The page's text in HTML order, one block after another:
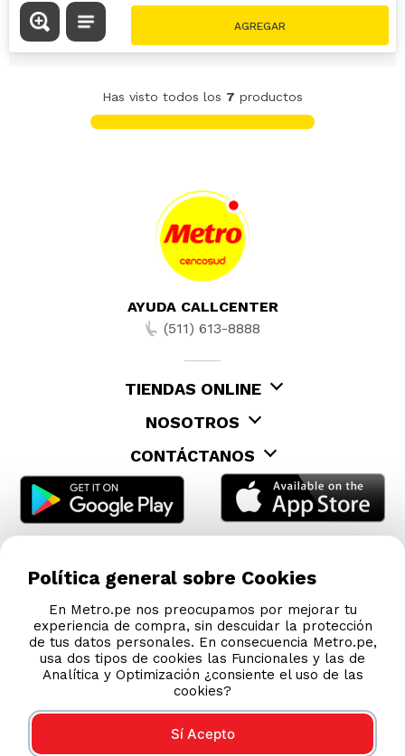
Has visto todos los 7 productos
AYUDA CALLCENTER
(511) 613-8888
TIENDAS ONLINE
NOSOTROS
CONTÁCTANOS
COMPRAS 100% SEGURAS
Política general sobre Cookies
En Metro.pe nos preocupamos por mejorar tu
experiencia de compra, sin descuidar la protección
de tus datos personales. En consecuencia Metro.pe,
usa dos tipos de cookies las Funcionales y las de
Analítica y Optimización ¿consiente el uso de las
cookies?
Sí Acepto